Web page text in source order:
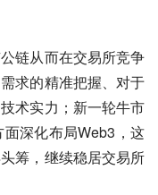
链从而在交易所竞争
求的精准把握、对于
术实力；新一轮牛市
深化布局Web3，这
筹，继续稳居交易所